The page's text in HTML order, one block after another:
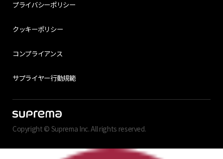
プライバシーポリシー
クッキーポリシー
コンプライアンス
サプライヤー行動規範
Copyright © Suprema Inc. All rights reserved.